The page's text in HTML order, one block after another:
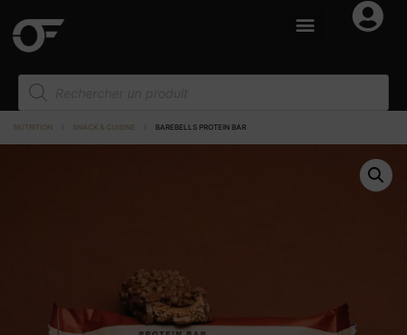
NUTRITION SNACK & CUISINE BAREBELLS PROTEIN BAR